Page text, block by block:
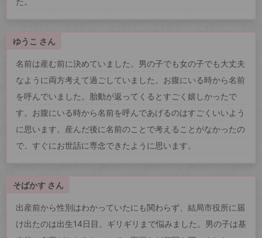
ゆうこ さん
名前は産む前に決めていました。男の子でも女の子でも大丈夫
なように両方考えて過ごしていました。お腹にいる時から名前
を呼んでいました。胎動が返ってくるとすごく嬉しかったで
す。お腹にいる時から名前を呼んであげるのはすごくいいよう
に思います。産んだ後に名前のことで考えることがなかったの
で、すぐにお世話に専念できたように思います。
そばかす さん
出産前から性別はわかっていたにも関わらず、結局市役所に届
け出たのは出生14日目。ギリギリまで悩みました。男の子は基